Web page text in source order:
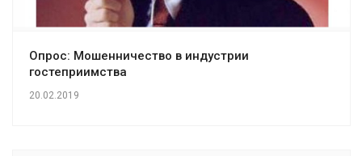
Опрос: Мошенничество в индустрии
гостеприимства
20.02.2019